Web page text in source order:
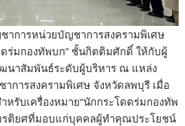
การหน่วยบัญชาการสงครามพิเศษ
ดร่มกองทัพบก” ชั้นกิตติมศักดิ์ ให้กับผู้
นาสัมพันธ์ระดับผู้บริหาร ณ แหล่ง
การสงครามพิเศษ จังหวัดลพบุรี เมื่อ
รับเครื่องหมาย“นักกระโดดร่มกองทัพ
รติยศที่มอบแก่บุคคลผู้ทำคุณประโยชน์